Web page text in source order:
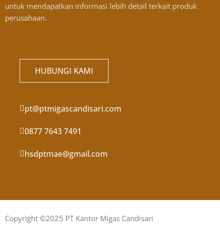
untuk mendapatkan informasi lebih detail terkait produk
perusahaan.
HUBUNGI KAMI
pt@ptmigascandisari.com
0877 7643 7491
hsdptmae@gmail.com
Copyright ©2025 PT Kantor Migas Candisari